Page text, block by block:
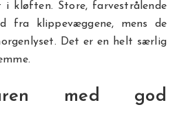
i kløften. Store, farvestrålende
fra klippevæggene, mens de
Det er en helt særlig
med god